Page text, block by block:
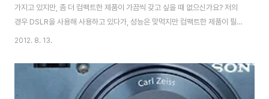
가지고 있지만, 좀 더 컴팩트한 제품이 가끔씩 갖고 싶을 때 없으신가요? 저의
경우 DSLR을 사용해 사용하고 있다가, 성능은 맞먹지만 컴팩트한 제품이 필
요해 미러리스 카메라를 사용하고 있습니다. 하지만 지금 제 손에 있는 RX100
품이나 사물 사진이나 야외 활동, 인물등 만족할 만한 결과물을 얻을 수 있겠다
는 생각이 드는 것 같습니다. 일반적으로 컴팩트 카메라라고 하면, 수동 조절도
안되고, 화소나 색감 그리고 화각이나 화질까지 태생적으로 한계가 있어 적당
2012. 8. 13.